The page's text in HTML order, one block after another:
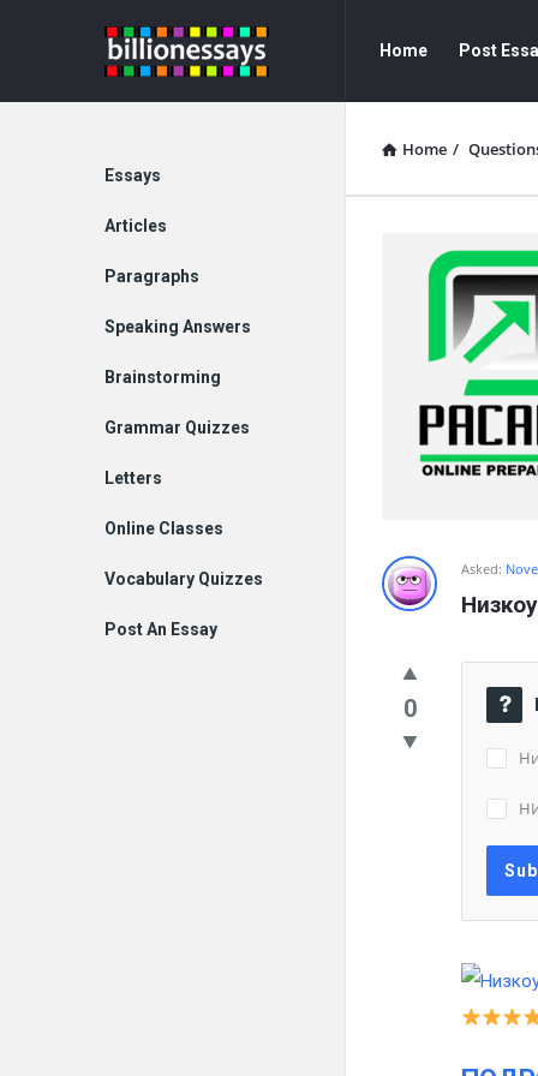
Billion
Essays
Essays
Navigation
Home Post
Home /
Asked:
0
Explore
Essays
Articles
Paragraphs
Speaking Answers
Brainstorming
Grammar Quizzes
Letters
Online Classes
Vocabulary Quizzes
Post An Essay